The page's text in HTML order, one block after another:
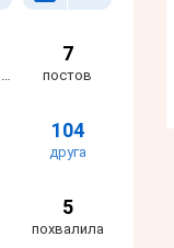
комментария
7
постов
104
друга
5
похвалила